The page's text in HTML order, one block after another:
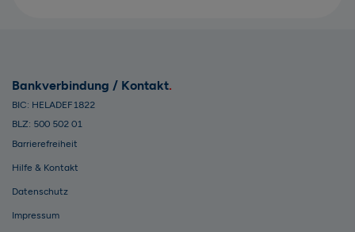
Bankverbindung / Kontakt
BIC: HELADEF1822
BLZ: 500 502 01
Barrierefreiheit
Hilfe & Kontakt
Datenschutz
Impressum